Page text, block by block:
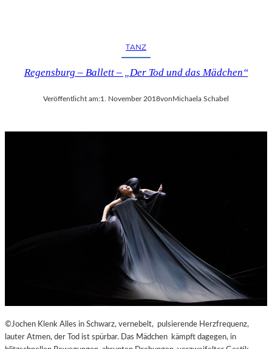
TANZ
Regensburg – Ballett – „Der Tod und das Mädchen“
Veröffentlicht am:1. November 2018vonMichaela Schabel
©Jochen Klenk Alles in Schwarz, vernebelt, pulsierende Herzfrequenz,
lauter Atmen, der Tod ist spürbar. Das Mädchen kämpft dagegen, in